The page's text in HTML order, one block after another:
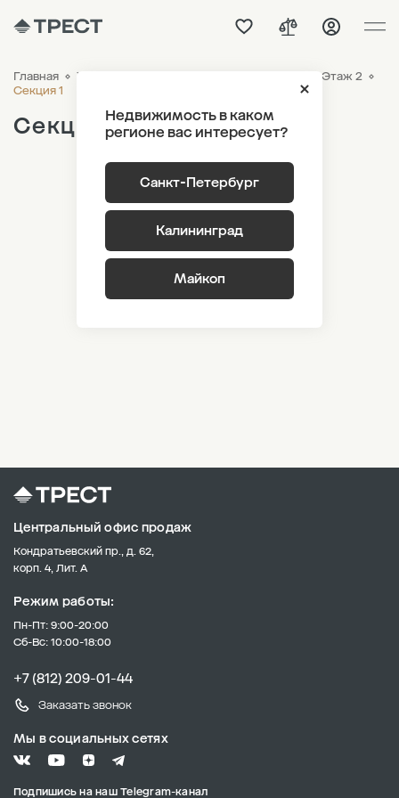
Недвижимость в каком
регионе вас интересует?
Санкт-Петербург
Калининград
Майкоп
Главная ЖК «Парусная 1»
Корпус 2.2 Этаж 2
Секция 1
Секция 1
Центральный офис продаж
Кондратьевский пр., д. 62,
корп. 4, Лит. А
Режим работы:
Пн-Пт: 9:00-20:00
Сб-Вс: 10:00-18:00
+7 (812) 209-01-44
Заказать звонок
Мы в социальных сетях
Подпишись на наш Telegram-канал